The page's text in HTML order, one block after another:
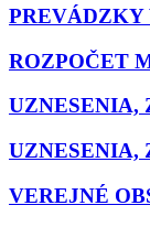
PREVÁDZKY
ROZPOČET
UZNESENIA,
UZNESENIA,
VEREJNÉ